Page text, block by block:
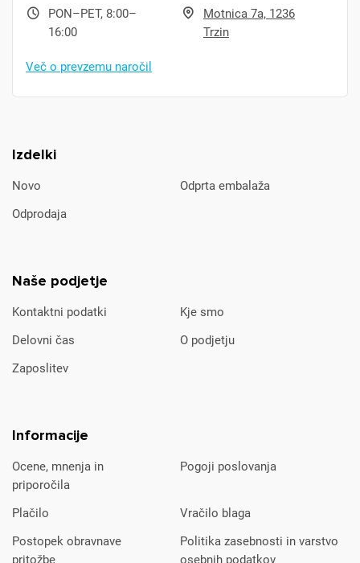
Izdelki
Novo
Odprta embalaža
Odprodaja
Naše podjetje
Kontaktni podatki
Kje smo
Delovni čas
O podjetju
Zaposlitev
Informacije
Ocene, mnenja in
priporočila
Pogoji poslovanja
Plačilo
Vračilo blaga
Postopek obravnave
pritožbe
Politika zasebnosti in varstvo
osebnih podatkov
PON–PET, 8:00–
16:00
Motnica 7a, 1236
Trzin
Več o prevzemu naročil